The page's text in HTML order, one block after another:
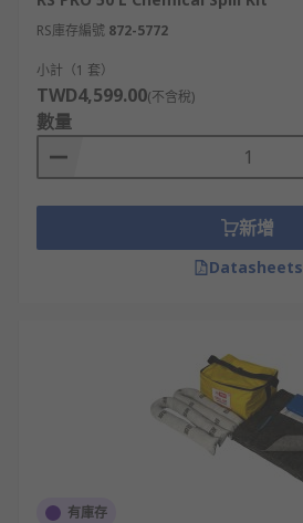
RS庫存編號 872-5772
小計（1 套）
TWD4,599.00(不含稅)
數量
新增
Datasheets
有庫存